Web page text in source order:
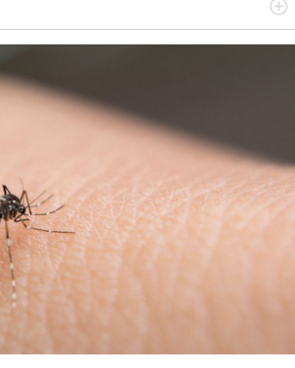
anni si occupa di informazione sul web,
motori, spettacolo e videogame.